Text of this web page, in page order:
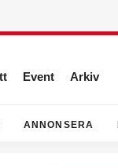
Event Arkiv
ANNONSERA